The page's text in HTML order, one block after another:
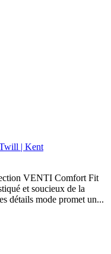
| Kent
VENTI Comfort Fit
et soucieux de la
détails mode promet un...